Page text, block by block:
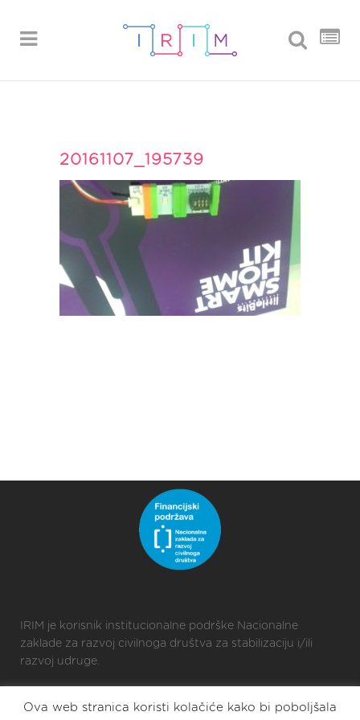
20161107_195739
IRIM je korisnik institucionalne podrške Nacionalne
zaklade za razvoj civilnoga društva za stabilizaciju i/ili
razvoj udruge.
Ova web stranica koristi kolačiće kako bi poboljšala